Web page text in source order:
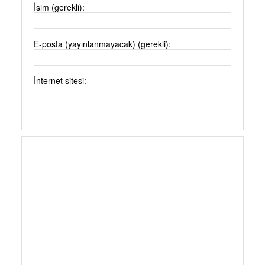
İsim (gerekli):
E-posta (yayınlanmayacak) (gerekli):
İnternet sitesi: